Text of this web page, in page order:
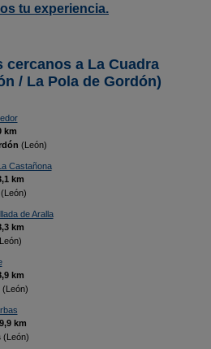
tu experiencia.
a La Cuadra
/ La Pola de Gordón)
km
(León)
Castañona
km
(León)
de Aralla
km
km
(León)
9,9 km
(León)